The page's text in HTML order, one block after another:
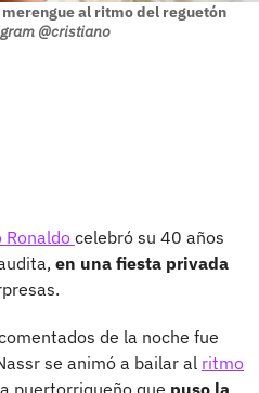
al ritmo del reguetón
@cristiano
Ronaldo celebró su 40 años
en una fiesta privada
de la noche fue
se animó a bailar al ritmo
puertorriqueño que puso la